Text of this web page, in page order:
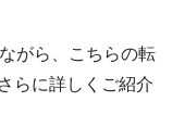
がら、こちらの転
らに詳しくご紹介